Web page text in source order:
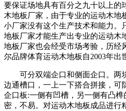
要保证场地具有百分之九十以上的
木地板厂家，由于专业的运动木地
小厂家没有这个生产技术和能力。
地板厂家才能生产出专业的运动木
地板厂家也会经受市场考验，历经
尔品牌体育运动木地板自2003年出
可分双端企口和侧面企口。两
边通槽口，一上一下搭合拼接，可
企口板:一侧有凹槽，另一侧有凸
密，不易。对运动木地板成品进行